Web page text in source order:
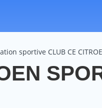
sportive CLUB CE